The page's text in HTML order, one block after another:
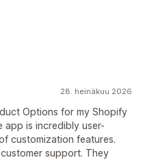
28. heinäkuu 2026
Options for my Shopify
app is incredibly user-
customization features.
support. They